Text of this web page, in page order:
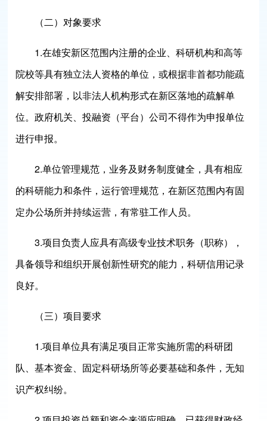
（二）对象要求
1.在雄安新区范围内注册的企业、科研机构和高等
院校等具有独立法人资格的单位，或根据非首都功能疏
解安排部署，以非法人机构形式在新区落地的疏解单
位。政府机关、投融资（平台）公司不得作为申报单位
进行申报。
2.单位管理规范，业务及财务制度健全，具有相应
的科研能力和条件，运行管理规范，在新区范围内有固
定办公场所并持续运营，有常驻工作人员。
3.项目负责人应具有高级专业技术职务（职称），
具备领导和组织开展创新性研究的能力，科研信用记录
良好。
（三）项目要求
1.项目单位具有满足项目正常实施所需的科研团
队、基本资金、固定科研场所等必要基础和条件，无知
识产权纠纷。